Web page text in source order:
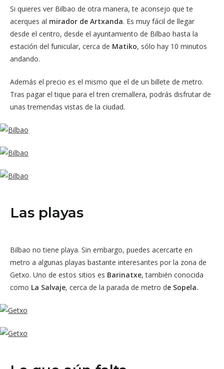
Si quieres ver Bilbao de otra manera, te aconsejo que te
acerques al mirador de Artxanda. Es muy fácil de llegar
desde el centro, desde el ayuntamiento de Bilbao hasta la
estación del funicular, cerca de Matiko, sólo hay 10 minutos
andando.
Además el precio es el mismo que el de un billete de metro.
Tras pagar el tique para el tren cremallera, podrás disfrutar de
unas tremendas vistas de la ciudad.
Las playas
Bilbao no tiene playa. Sin embargo, puedes acercarte en
metro a algunas playas bastante interesantes por la zona de
Getxo. Uno de estos sitios es Barinatxe, también conocida
como La Salvaje, cerca de la parada de metro de Sopela.